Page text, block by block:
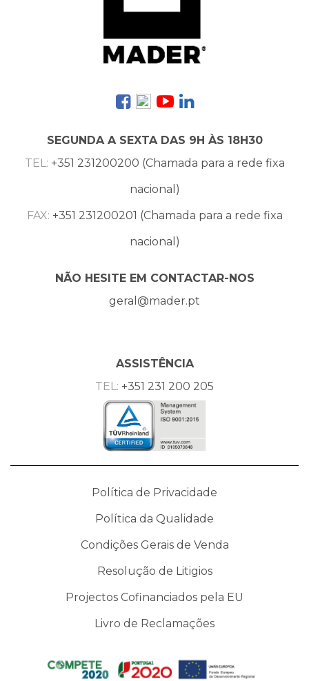
SEGUNDA A SEXTA DAS 9H ÀS 18H30
TEL: +351 231200200 (Chamada para a rede fixa
nacional)
FAX: +351 231200201 (Chamada para a rede fixa
nacional)
NÃO HESITE EM CONTACTAR-NOS
geral@mader.pt
ASSISTÊNCIA
TEL: +351 231 200 205
Política de Privacidade
Política da Qualidade
Condições Gerais de Venda
Resolução de Litigios
Projectos Cofinanciados pela EU
Livro de Reclamações